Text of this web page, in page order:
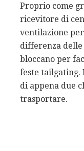
Proprio come
ricevitore di
ventilazione
differenza
bloccano per
feste tailgating.
di appena due
trasportare.